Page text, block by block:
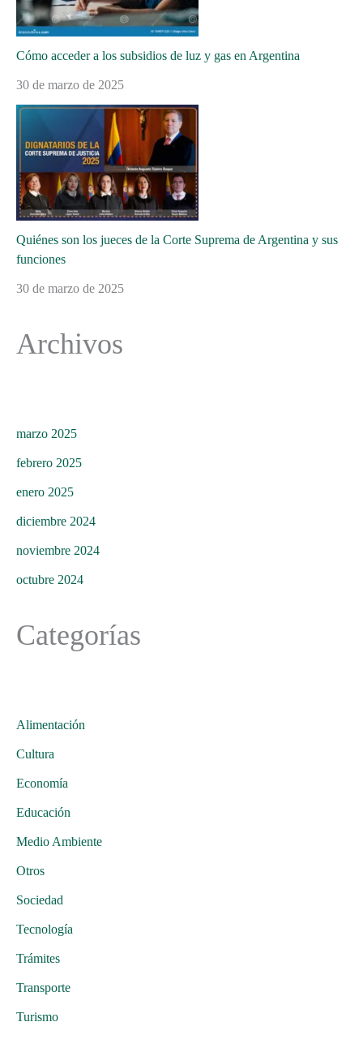
Cómo acceder a los subsidios de luz y gas en Argentina
30 de marzo de 2025
Quiénes son los jueces de la Corte Suprema de Argentina y sus
funciones
30 de marzo de 2025
Archivos
marzo 2025
febrero 2025
enero 2025
diciembre 2024
noviembre 2024
octubre 2024
Categorías
Alimentación
Cultura
Economía
Educación
Medio Ambiente
Otros
Sociedad
Tecnología
Trámites
Transporte
Turismo